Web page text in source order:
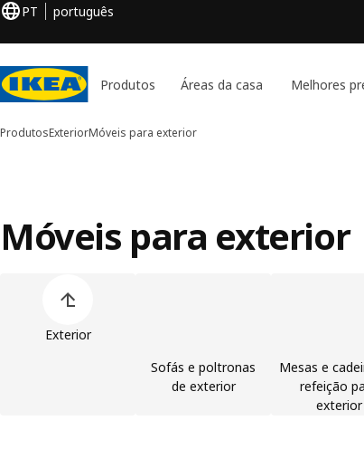
PT português
Produtos Áreas da casa Melhores
ProdutosExteriorMóveis para exterior
Móveis para exterior
Exterior
Sofás e poltronas
de exterior
Mesas e
refeição
exterior